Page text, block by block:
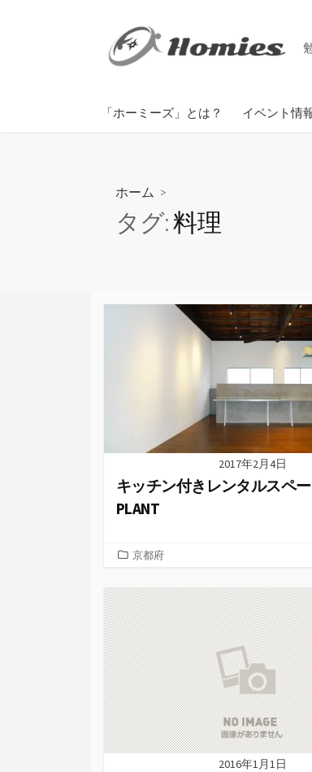
ス
「ホーミーズ」とは？ イベント情
掲載までの
ホーム >
タグ:料理
2017年2月4日
キッチン付きレンタルスペー
PLANT
カ
ゴ
リ
ー
京都府
2016年1月1日